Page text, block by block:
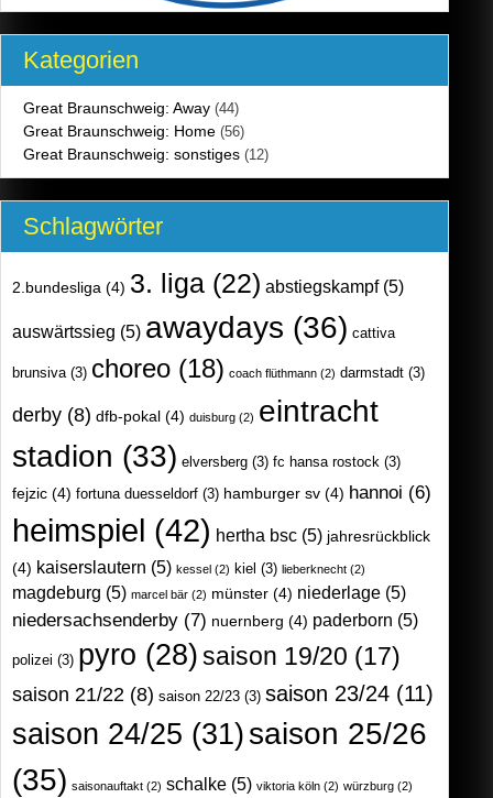
Kategorien
Great Braunschweig: Away (44)
Great Braunschweig: Home (56)
Great Braunschweig: sonstiges (12)
Schlagwörter
2.bundesliga (4) 3. liga (22) abstiegskampf(5)
auswärtssieg (5) awaydays (36) cattiva
brunsiva(3) choreo (18) coach flüthmann (2) darmstadt (3)
derby (8) dfb-pokal (4) duisburg (2) eintracht
stadion (33) elversberg (3) fc hansa rostock (3)
fejzic (4) fortuna duesseldorf (3) hamburger sv (4) hannoi (6)
heimspiel (42) hertha bsc (5) jahresrückblick
(4) kaiserslautern (5) kessel (2) kiel (3) lieberknecht (2)
magdeburg (5) marcel bär (2) münster (4) niederlage (5)
niedersachsenderby (7) nuernberg (4) paderborn (5)
polizei (3) pyro (28)saison 19/20 (17)
saison 21/22 (8) saison 22/23 (3) saison 23/24 (11)
saison 24/25 (31)saison 25/26
(35) saisonauftakt (2) schalke (5) viktoria köln (2) würzburg (2)